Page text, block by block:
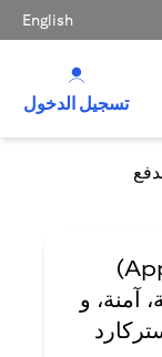
English
تسجيل الدخول
آمنة، و